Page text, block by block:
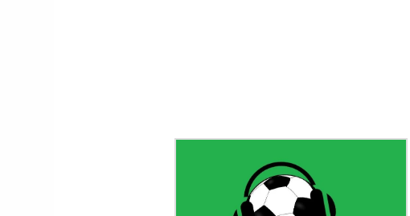
Le gardien Vitor Baia
porte le maillot n°99